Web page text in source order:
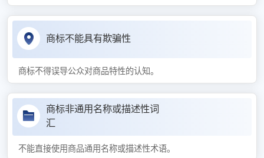
商标不能具有欺骗性
商标不得误导公众对商品特性的认知。
商标非通用名称或描述性词
汇
不能直接使用商品通用名称或描述性术语。